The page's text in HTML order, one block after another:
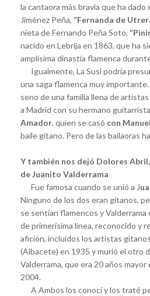
la cantaora más bravía que ha
Jiménez Peña, “Fernanda de
nieta de Fernando Peña Soto,
nacido en Lebrija en 1863, que ha
amplísima dinastía flamenca
Igualmente, La Susi podría
una saga flamenca muy
seno de una familia llena de
a Madrid con su hermano
Amador, quien se casó con
baile gitano. Pero de las bailaoras
Y también nos dejó Dolores
de Juanito Valderrama
Fue famosa cuando se unió a J
Ninguno de los dos eran gitanos,
se sentían flamencos y
de primerísima línea, reconocido y
afición, incluidos los artistas
(Albacete) en 1935 y murió el otro
Valderrama, que era 20 años mayor
2004.
A Ambos los conocí y los traté